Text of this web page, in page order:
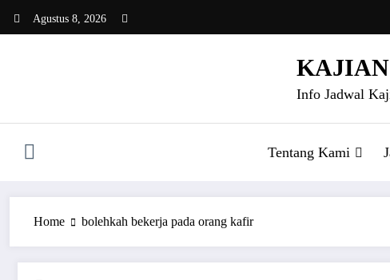
Agustus 8, 2026
KAJIAN
Info Jadwal
Tentang Kami
Home bolehkah bekerja pada orang kafir